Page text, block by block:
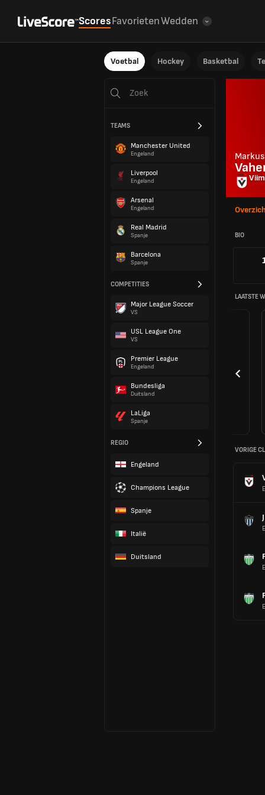
ScoresFavorietenWedden
Voetbal Hockey Basketbal
TEAMS
Manchester United
Engeland
Liverpool
Engeland
Arsenal
Engeland
Real Madrid
Spanje
Barcelona
Spanje
COMPETITIES
Major League Soccer
VS
USL League One
VS
Premier League
Engeland
Bundesliga
Duitsland
LaLiga
Spanje
REGIO
Engeland
Champions League
Spanje
Italië
Duitsland
Markus
BIO
LAATSTE
VORIGE